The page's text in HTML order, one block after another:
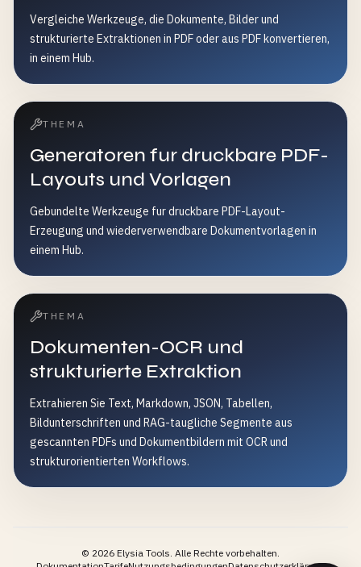
Vergleiche Werkzeuge, die Dokumente, Bilder und
strukturierte Extraktionen in PDF oder aus PDF konvertieren,
in einem Hub.
THEMA
Generatoren fur druckbare PDF-
Layouts und Vorlagen
Gebundelte Werkzeuge fur druckbare PDF-Layout-
Erzeugung und wiederverwendbare Dokumentvorlagen in
einem Hub.
THEMA
Dokumenten-OCR und
strukturierte Extraktion
Extrahieren Sie Text, Markdown, JSON, Tabellen,
Bildunterschriften und RAG-taugliche Segmente aus
gescannten PDFs und Dokumentbildern mit OCR und
strukturorientierten Workflows.
© 2026 Elysia Tools. Alle Rechte vorbehalten.